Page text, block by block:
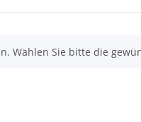
Wählen Sie bitte die